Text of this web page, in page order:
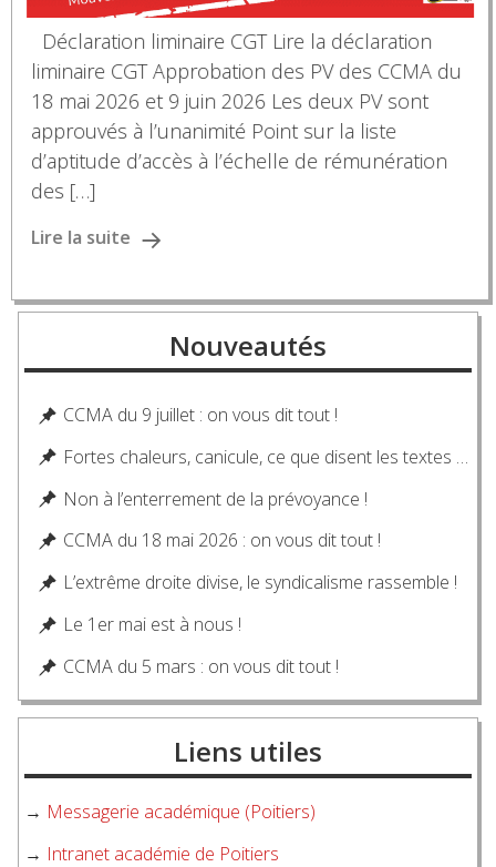
Déclaration liminaire CGT Lire la déclaration
liminaire CGT Approbation des PV des CCMA du
18 mai 2026 et 9 juin 2026 Les deux PV sont
approuvés à l’unanimité Point sur la liste
d’aptitude d’accès à l’échelle de rémunération
des […]
Lire la suite
Nouveautés
CCMA du 9 juillet : on vous dit tout !
Fortes chaleurs, canicule, ce que disent les textes …
Non à l’enterrement de la prévoyance !
CCMA du 18 mai 2026 : on vous dit tout !
L’extrême droite divise, le syndicalisme rassemble !
Le 1er mai est à nous !
CCMA du 5 mars : on vous dit tout !
Liens utiles
→ Messagerie académique (Poitiers)
→ Intranet académie de Poitiers